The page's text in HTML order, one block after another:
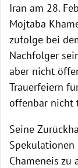
Iran am 28.
Mojtaba
zufolge bei
Nachfolger
aber nicht
Trauerfeiern
offenbar nicht
Seine
Spekulationen
Chameneis zu